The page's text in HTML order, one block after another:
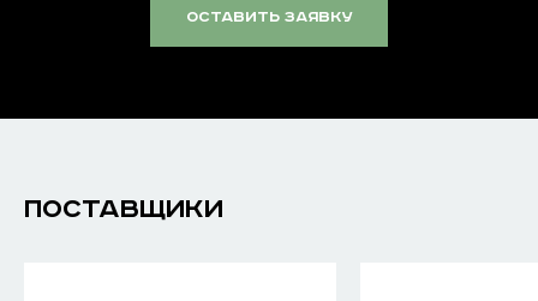
оставить заявку
ПОСТАВЩИКИ